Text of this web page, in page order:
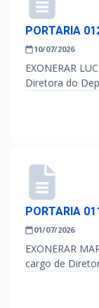
PORTARIA
10/07/2026
EXONERAR
Diretora do
PORTARIA
01/07/2026
EXONERAR
cargo de